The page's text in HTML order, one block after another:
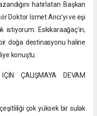
hatırlatan Başkan
Doktor İsmet Arıcı’yı ve eşi
istiyorum. Eskikaraağaç’ın,
doğa destinasyonu haline
konuştu.
ÇALIŞMAYA DEVAM
çok yüksek bir sulak